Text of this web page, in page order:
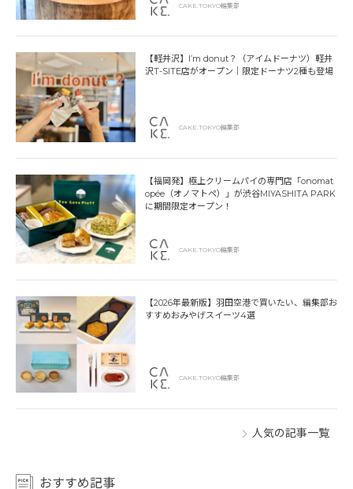
CAKE.TOKYO編集部
【軽井沢】I’m donut？（アイムドーナツ）軽井
沢T-SITE店がオープン｜限定ドーナツ2種も登場
CAKE.TOKYO編集部
【福岡発】極上クリームパイの専門店「onomat
opée（オノマトペ）」が渋谷MIYASHITA PARK
に期間限定オープン！
CAKE.TOKYO編集部
【2026年最新版】羽田空港で買いたい、編集部お
すすめおみやげスイーツ4選
CAKE.TOKYO編集部
人気の記事一覧
おすすめ記事